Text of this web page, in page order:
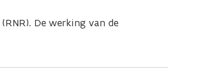
(RNR). De werking van de